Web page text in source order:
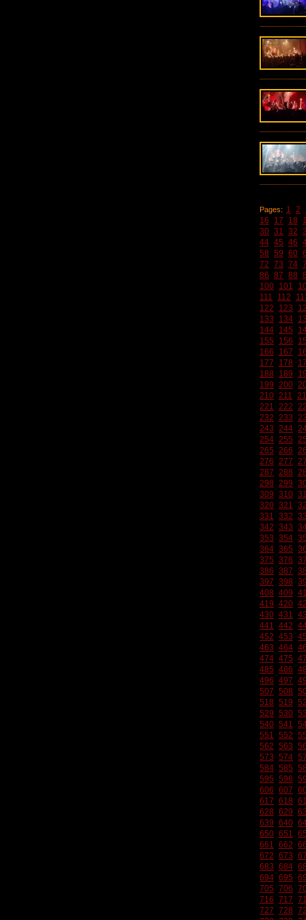
Pages: 1 2
16
17 18
30 31 32
44 45 46
58 59 60
72 73 74
86 87 88
100 101
111
112
122
123
133
134
144 145
155
156
166
167
177
178
188
189
199 200
210 211
221 222
232 233
243 244
254 255
265 266
276 277
287 288
298 299
309 310
320 321
331 332
342 343
353 354
364 365
375 376
386 387
397 398
408 409
419 420
430 431
441 442
452 453
463 464
474 475
485 486
496 497
507 508
518 519
529 530
540 541
551 552
562 563
573 574
584 585
595 596
606 607
617 618
628 629
639 640
650 651
661 662
672 673
683 684
694 695
705 706
716 717
727 728